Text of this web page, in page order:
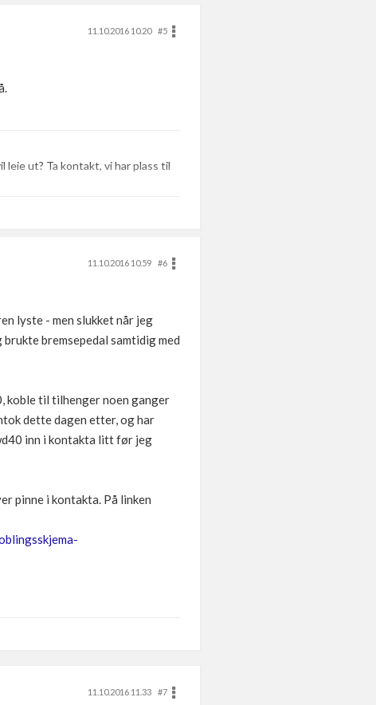
11.10.2016 10.20
#5
ut? Ta kontakt, vi har plass til
11.10.2016 10.59
#6
lyste - men slukket når jeg
bremsepedal samtidig med
koble til tilhenger noen ganger
dette dagen etter, og har
inn i kontakta litt før jeg
pinne i kontakta. På linken
11.10.2016 11.33 #7